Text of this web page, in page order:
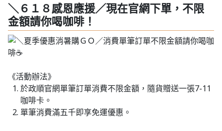
＼６１８感恩應援／現在官網下單，不限
金額請你喝咖啡！
《活動辦法》
於政順官網單筆訂單消費不限金額，隨貨贈送一張7-11
咖啡卡。
單筆消費滿五千即享免運優惠。